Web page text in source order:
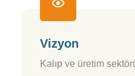
Vizyon
Kalıp ve üretim